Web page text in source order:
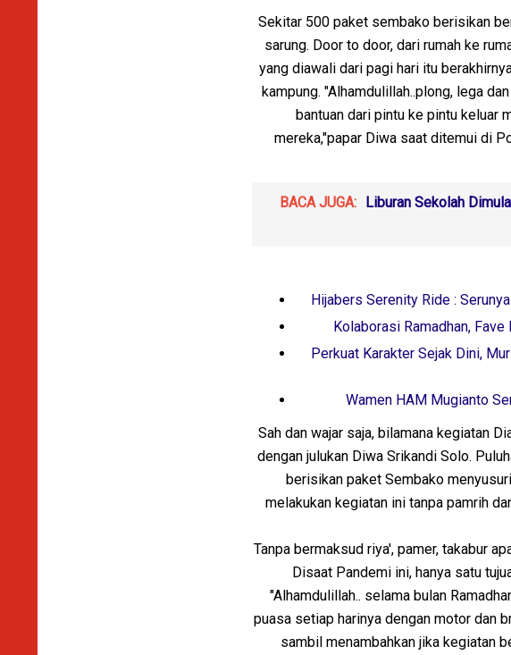
Sekitar 500 paket sembako berisikan
sarung. Door to door, dari rumah ke
yang diawali dari pagi hari itu
kampung. "Alhamdulillah..plong, lega
bantuan dari pintu ke pintu keluar
mereka,"papar Diwa saat ditemui di
BACA JUGA:
Liburan Sekolah
Hijabers Serenity Ride :
Kolaborasi Ramadhan,
Perkuat Karakter Sejak Dini,
Wamen HAM Mugianto
Sah dan wajar saja, bilamana kegiatan
dengan julukan Diwa Srikandi Solo.
berisikan paket Sembako
melakukan kegiatan ini tanpa pamrih
Tanpa bermaksud riya', pamer, takabur
Disaat Pandemi ini, hanya satu
"Alhamdulillah.. selama bulan
puasa setiap harinya dengan motor dan
sambil menambahkan jika kegiatan